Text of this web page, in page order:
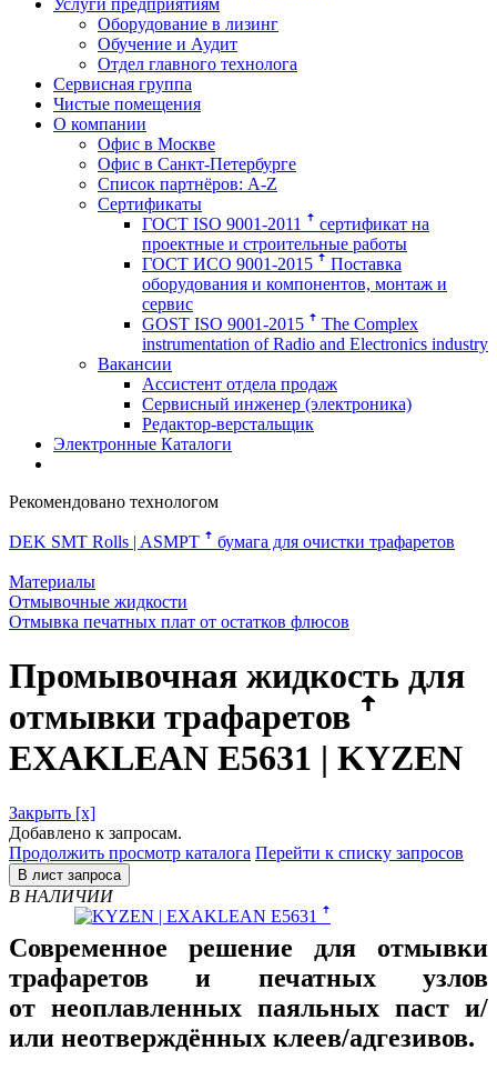
Услуги предприятиям
Оборудование в лизинг
Обучение и Аудит
Отдел главного технолога
Сервисная группа
Чистые помещения
О компании
Офис в Москве
Офис в Санкт-Петербурге
Список партнёров: A-Z
Сертификаты
ГОСТ ISO 9001-2011 ꜛ сертификат на
проектные и строительные работы
ГОСТ ИСО 9001-2015 ꜛ Поставка
оборудования и компонентов, монтаж и
сервис
GOST ISO 9001-2015 ꜛ The Complex
instrumentation of Radio and Electronics industry
Вакансии
Ассистент отдела продаж
Сервисный инженер (электроника)
Редактор-верстальщик
Электронные Каталоги
Рекомендовано технологом
DEK SMT Rolls | ASMPT ꜛ бумага для очистки трафаретов
Материалы
Отмывочные жидкости
Отмывка печатных плат от остатков флюсов
Промывочная жидкость для
отмывки трафаретов ꜛ
EXAKLEAN E5631 | KYZEN
Закрыть [x]
Добавлено к запросам.
Продолжить просмотр каталога Перейти к списку запросов
В лист запроса
В НАЛИЧИИ
Современное решение для отмывки
трафаретов и печатных узлов
от неоплавленных паяльных паст и/
или неотверждённых клеев/адгезивов.